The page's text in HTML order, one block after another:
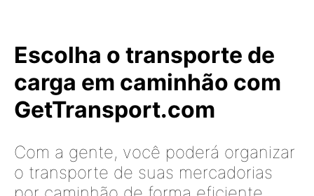
Escolha o transporte de
carga em caminhão com
GetTransport.com
Com a gente, você poderá organizar
o transporte de suas mercadorias